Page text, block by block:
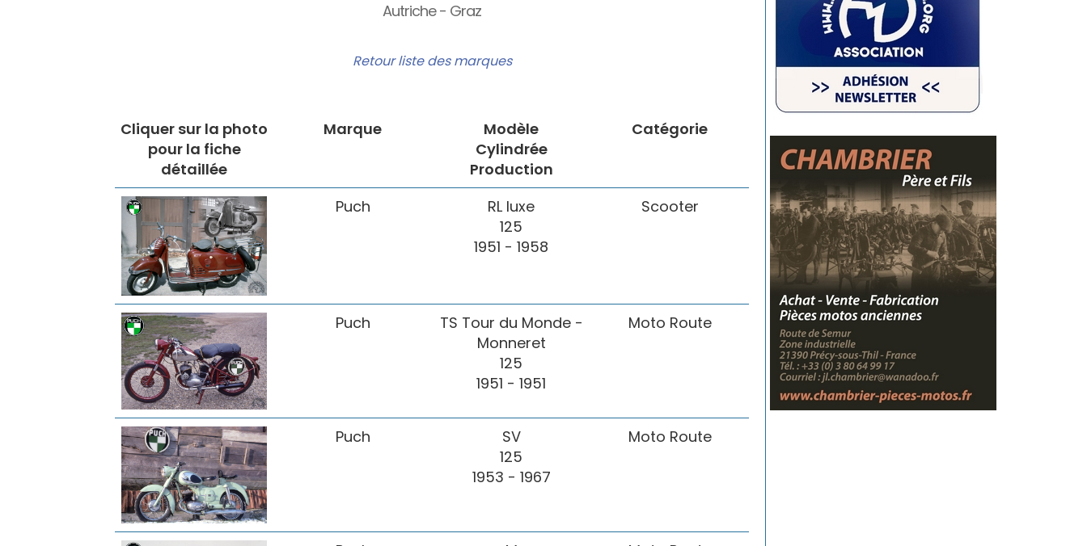
Autriche - Graz
Retour liste des marques
Cliquer sur la photo
pour la fiche
détaillée
Marque
Modèle
Cylindrée
Production
Catégorie
Puch
RL luxe
125
1951 - 1958
Scooter
Puch
TS Tour du Monde -
Monneret
125
1951 - 1951
Moto Route
Puch
SV
125
1953 - 1967
Moto Route